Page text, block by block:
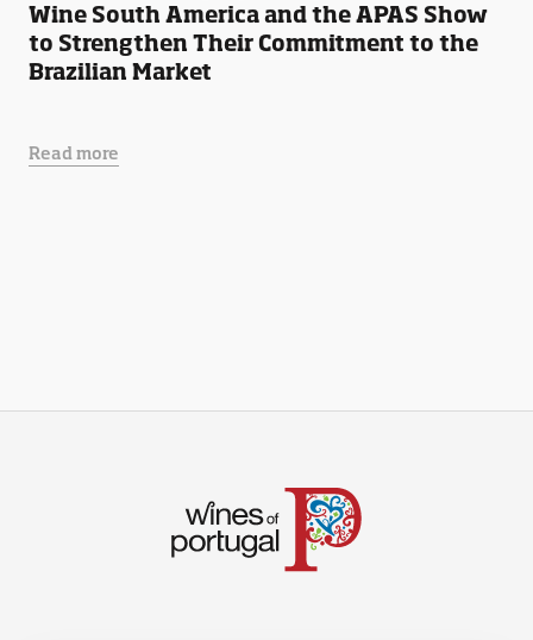
Wine South America and the APAS Show
to Strengthen Their Commitment to the
Brazilian Market
Read more